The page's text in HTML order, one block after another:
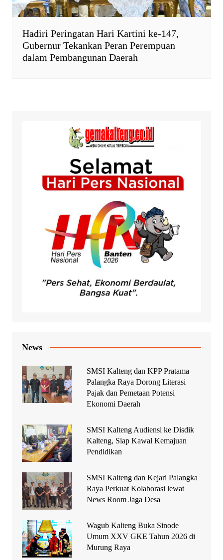
Hadiri Peringatan Hari Kartini ke-147,
Gubernur Tekankan Peran Perempuan
dalam Pembangunan Daerah
News
SMSI Kalteng dan KPP Pratama
Palangka Raya Dorong Literasi
Pajak dan Pemetaan Potensi
Ekonomi Daerah
SMSI Kalteng Audiensi ke Disdik
Kalteng, Siap Kawal Kemajuan
Pendidikan
SMSI Kalteng dan Kejari Palangka
Raya Perkuat Kolaborasi lewat
News Room Jaga Desa
Wagub Kalteng Buka Sinode
Umum XXV GKE Tahun 2026 di
Murung Raya